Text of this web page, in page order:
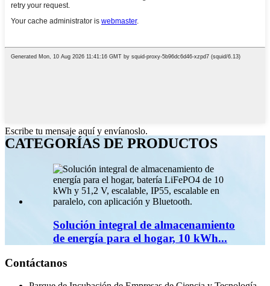
Escribe tu mensaje aquí y envíanoslo.
CATEGORÍAS DE PRODUCTOS
Solución integral de almacenamiento
de energía para el hogar, 10 kWh...
Contáctanos